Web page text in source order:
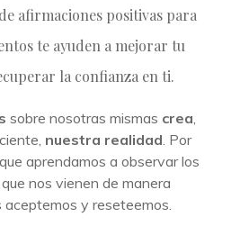
afirmaciones positivas para
te ayuden a mejorar tu
la confianza en ti.
sobre nosotras mismas crea
nuestra realidad Por
aprendamos a observar los
nos vienen de manera
aceptemos y reseteemos.